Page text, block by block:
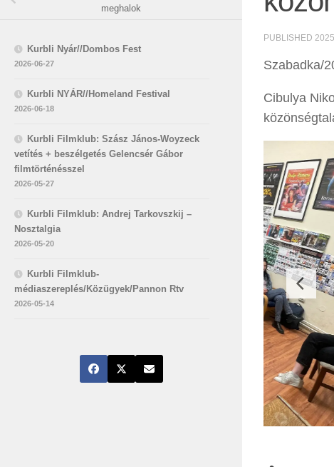
PUBLISHED
Szabadka/
Cibulya
meghalok
Kurbli Nyár//Dombos Fest
2026-06-27
Kurbli NYÁR//Homeland Festival
2026-06-18
Kurbli Filmklub: Szász János-Woyzeck
vetítés + beszélgetés Gelencsér Gábor
filmtörténésszel
2026-05-27
Kurbli Filmklub: Andrej Tarkovszkij –
Nosztalgia
2026-05-20
Kurbli Filmklub-
médiaszereplés/Közügyek/Pannon Rtv
2026-05-14